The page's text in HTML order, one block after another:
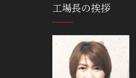
工場長の挨拶